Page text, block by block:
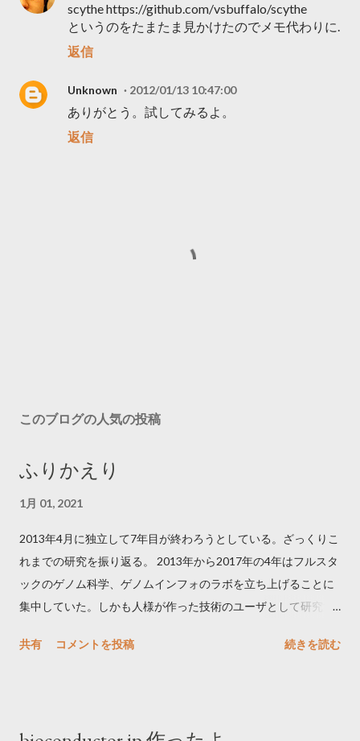
scythe https://github.com/vsbuffalo/scythe
というのをたまたま見かけたのでメモ代わりに.
返信
Unknown 2012/01/13 10:47:00
ありがとう。試してみるよ。
返信
ン
投
このブログの人気の投稿
ふりかえり
1月 01, 2021
2013年4月に独立して7年目が終わろうとしている。ざっくりこ
れまでの研究を振り返る。 2013年から2017年の4年はフルスタ
ックのゲノム科学、ゲノムインフォのラボを立ち上げることに
集中していた。しかも人様が作った技術のユーザとして研究す
ットの開発については、ドライのPIであっても本物を創りたい
共有 コメントを投稿 続きを読む